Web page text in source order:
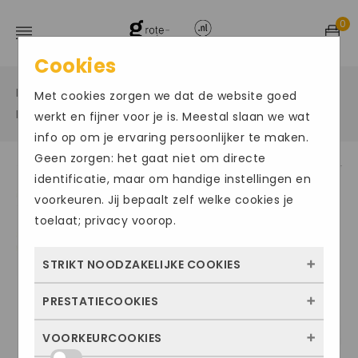
0
Home / Grote maten sportschoenen /
Basketbalschoenen /
Size Chart
Cookies
Met cookies zorgen we dat de website goed
werkt en fijner voor je is. Meestal slaan we wat
info op om je ervaring persoonlijker te maken.
Geen zorgen: het gaat niet om directe
identificatie, maar om handige instellingen en
voorkeuren. Jij bepaalt zelf welke cookies je
toelaat; privacy voorop.
STRIKT NOODZAKELIJKE COOKIES
Deze cookies zorgen ervoor dat de website
kunnen niet worden uitgezet. Meestal
PRESTATIECOOKIES
Met deze cookies zien we hoe vaak onze
VOORKEURCOOKIES